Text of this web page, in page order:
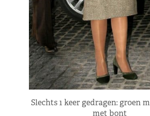
Slechts 1 keer gedragen: groen
met bont